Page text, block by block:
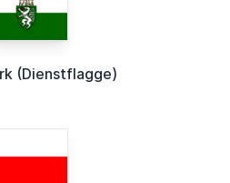
(Dienstflagge)